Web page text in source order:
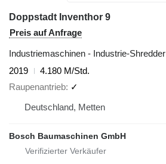
Doppstadt Inventhor 9
Preis auf Anfrage
Industriemaschinen - Industrie-Shredder
2019
4.180 M/Std.
Raupenantrieb ✓
Deutschland, Metten
Bosch Baumaschinen GmbH